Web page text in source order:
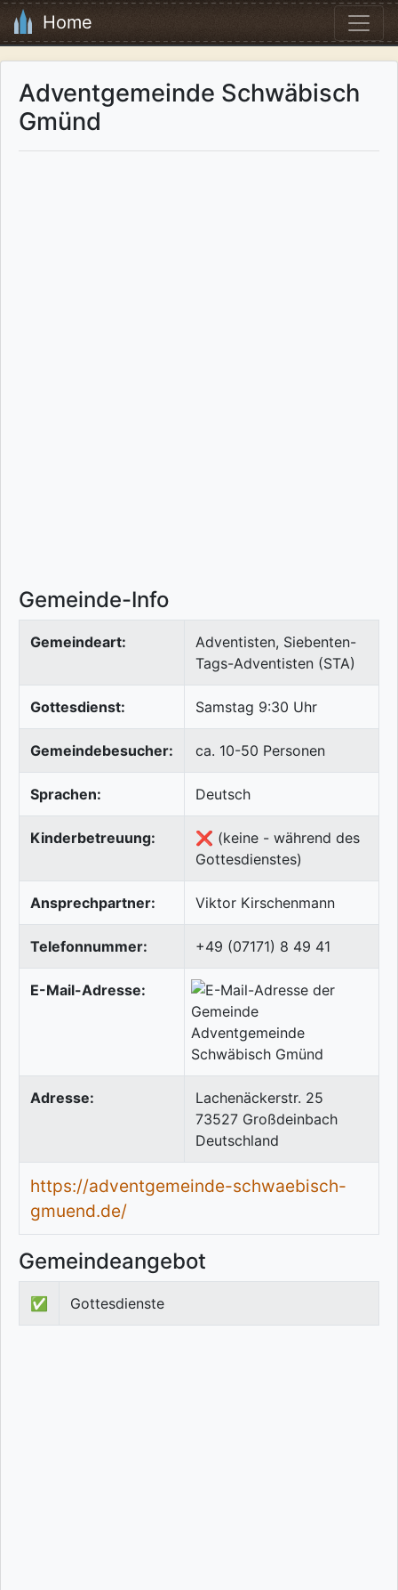
Home
Adventgemeinde Schwäbisch
Gmünd
Gemeinde-Info
Gemeindeart:
Adventisten, Siebenten-
Tags-Adventisten (STA)
Gottesdienst: Samstag 9:30 Uhr
Gemeindebesucher: ca. 10-50 Personen
Sprachen: Deutsch
Kinderbetreuung:
❌ (keine - während des
Gottesdienstes)
Ansprechpartner: Viktor Kirschenmann
Telefonnummer: +49 (07171) 8 49 41
E-Mail-Adresse:
Adresse:
Lachenäckerstr. 25
73527 Großdeinbach
Deutschland
https://adventgemeinde-schwaebisch-
gmuend.de/
Gemeindeangebot
✅ Gottesdienste